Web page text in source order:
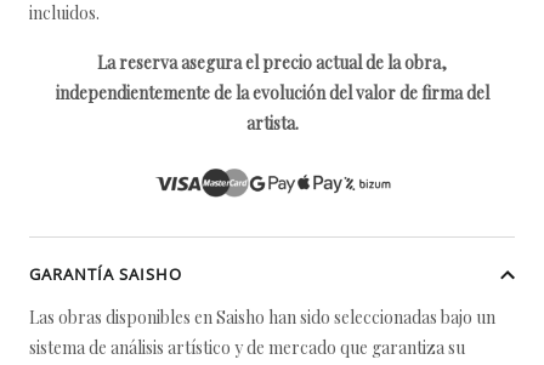
incluidos.
La reserva asegura el precio actual de la obra,
independientemente de la evolución del valor de firma del
artista.
GARANTÍA SAISHO
Las obras disponibles en Saisho han sido seleccionadas bajo un
sistema de análisis artístico y de mercado que garantiza su